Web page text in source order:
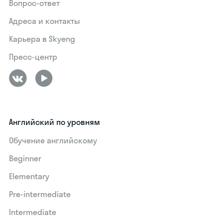
Вопрос-ответ
Адреса и контакты
Карьера в Skyeng
Пресс-центр
Английский по уровням
Обучение английскому
Beginner
Elementary
Pre-intermediate
Intermediate